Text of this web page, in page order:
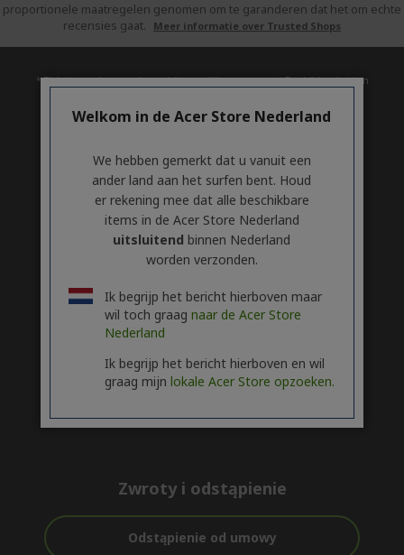
proportionele maatregelen genomen om te garanderen dat het om echte
recensies gaat.
Meer informatie over Trusted Shops
* Tijdstip van de upgrade verschilt mogelijk per apparaat. Beschikbaarheid en
https://www.microsoft.com/nl-nl/windows/windows-11-specifications).
ACER
i
d
d
e
n
SERVICE h
i
d
d
n
ACCOUNT h
i
d
e
i
d
n
Volg ons op social media
Zwroty i odstąpienie
Odstąpienie od umowy
Welkom in de Acer Store Nederland
We hebben gemerkt dat u vanuit een
ander land aan het surfen bent. Houd
er rekening mee dat alle beschikbare
items in de Acer Store Nederland
uitsluitend binnen Nederland
worden verzonden.
Ik begrijp het bericht hierboven maar
wil toch graag naar de Acer Store
Nederland
Ik begrijp het bericht hierboven en wil
graag mijn lokale Acer Store opzoeken.